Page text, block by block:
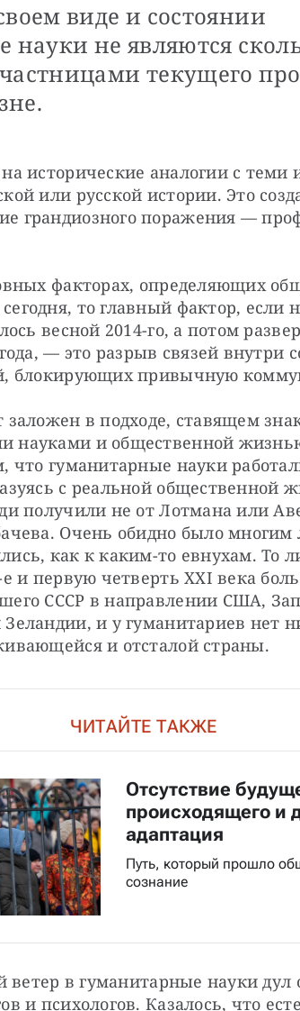
виде и состоянии
науки не являются
текущего
исторические аналогии с
или русской истории. Это
грандиозного поражения —
факторах, определяющих
то главный фактор, если
весной 2014-го, а потом
— это разрыв связей внутри
блокирующих привычную
заложен в подходе, ставящем
науками и общественной
что гуманитарные науки
с реальной общественной
получили не от Лотмана или
Очень обидно было
как к каким-то евнухам. То
и первую четверть XXI века
СССР в направлении США,
и у гуманитариев нет
и отсталой страны.
ЧИТАЙТЕ ТАКЖЕ
Отсутствие
происходящего и
адаптация
Путь, который прошло
сознание
ветер в гуманитарные науки
и психологов. Казалось, что